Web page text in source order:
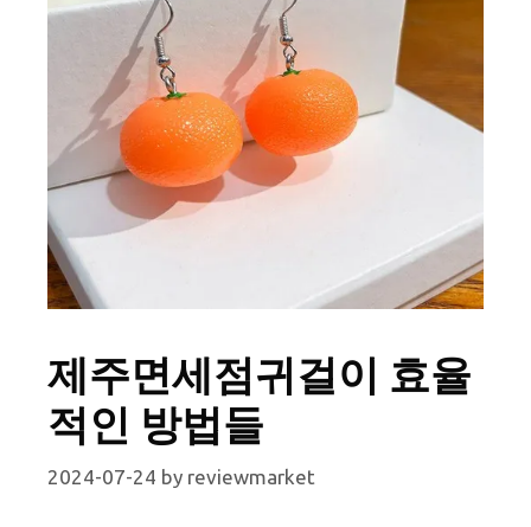
제주면세점귀걸이 효율
적인 방법들
2024-07-24 by reviewmarket